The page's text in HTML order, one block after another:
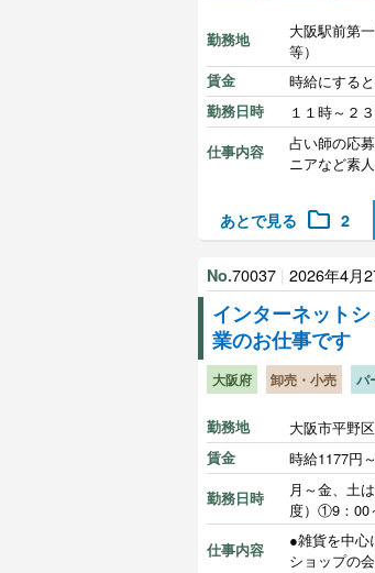
勤務地
大阪駅前第
等）
賃金 時給にする
勤務日時 １１時～２
仕事内容
占い師の応
ニアなど素
あとで見る folder 2
No.70037 2026年4月
インターネット
業のお仕事です
大阪府 卸売・小売 パ
勤務地 大阪市平野
賃金 時給1177円
勤務日時
月～金、土
度）①9：
仕事内容
●雑貨を中心
ショップの